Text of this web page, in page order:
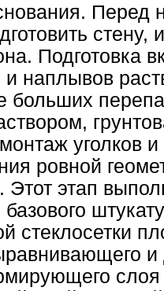
Перед
Подготовка
и наплывов
больших
монтаж
ровной
Этот этап
базового
стеклосетки
и